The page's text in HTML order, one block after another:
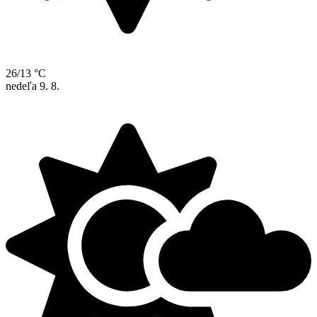
26/13 °C
nedeľa 9. 8.